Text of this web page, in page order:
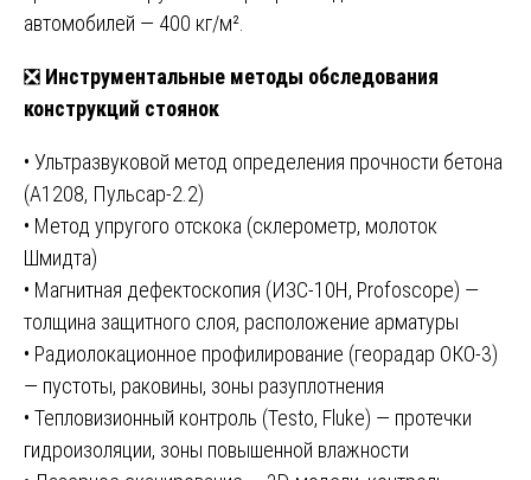
автомобилей — 400 кг/м².
❎ Инструментальные методы обследования
конструкций стоянок
• Ультразвуковой метод определения прочности бетона
(А1208, Пульсар-2.2)
• Метод упругого отскока (склерометр, молоток
Шмидта)
• Магнитная дефектоскопия (ИЗС-10Н, Profoscope) —
толщина защитного слоя, расположение арматуры
• Радиолокационное профилирование (георадар ОКО-3)
— пустоты, раковины, зоны разуплотнения
• Тепловизионный контроль (Testo, Fluke) — протечки
гидроизоляции, зоны повышенной влажности